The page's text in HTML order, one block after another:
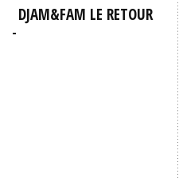
DJAM&FAM LE RETOUR